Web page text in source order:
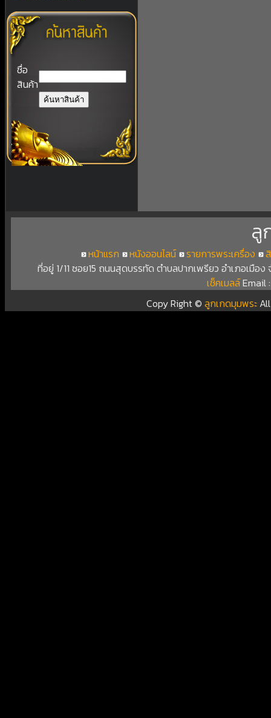
ชื่อ
สินค้า
ลู
หน้าแรก หนังออนไลน์ รายการพระเครื่อง
ที่อยู่ 1/11 ซอย15 ถนนสุดบรรทัด ตำบลปากเพรียว อำเภอเมือ
เช็คเมลล์Email
Copy Right ©ลูกเกดมุมพระ